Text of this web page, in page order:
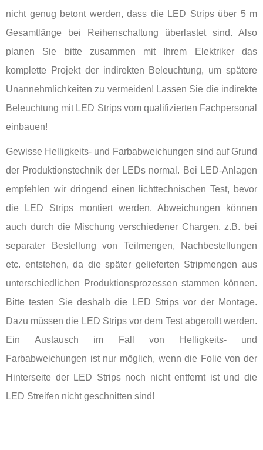
nicht genug betont werden, dass die LED Strips über 5 m
Gesamtlänge bei Reihenschaltung überlastet sind. Also
planen Sie bitte zusammen mit Ihrem Elektriker das
komplette Projekt der indirekten Beleuchtung, um spätere
Unannehmlichkeiten zu vermeiden! Lassen Sie die indirekte
Beleuchtung mit LED Strips vom qualifizierten Fachpersonal
einbauen!
Gewisse Helligkeits- und Farbabweichungen sind auf Grund
der Produktionstechnik der LEDs normal. Bei LED-Anlagen
empfehlen wir dringend einen lichttechnischen Test, bevor
die LED Strips montiert werden. Abweichungen können
auch durch die Mischung verschiedener Chargen, z.B. bei
separater Bestellung von Teilmengen, Nachbestellungen
etc. entstehen, da die später gelieferten Stripmengen aus
unterschiedlichen Produktionsprozessen stammen können.
Bitte testen Sie deshalb die LED Strips vor der Montage.
Dazu müssen die LED Strips vor dem Test abgerollt werden.
Ein Austausch im Fall von Helligkeits- und
Farbabweichungen ist nur möglich, wenn die Folie von der
Hinterseite der LED Strips noch nicht entfernt ist und die
LED Streifen nicht geschnitten sind!